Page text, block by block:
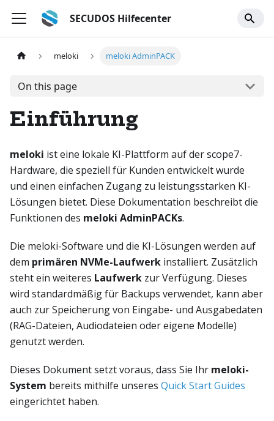
SECUDOS Hilfecenter
meloki meloki AdminPACK
On this page
Einführung
meloki ist eine lokale KI-Plattform auf der scope7-
Hardware, die speziell für Kunden entwickelt wurde
und einen einfachen Zugang zu leistungsstarken KI-
Lösungen bietet. Diese Dokumentation beschreibt die
Funktionen des meloki AdminPACKs.
Die meloki-Software und die KI-Lösungen werden auf
dem primären NVMe-Laufwerk installiert. Zusätzlich
steht ein weiteres Laufwerk zur Verfügung. Dieses
wird standardmäßig für Backups verwendet, kann aber
auch zur Speicherung von Eingabe- und Ausgabedaten
(RAG-Dateien, Audiodateien oder eigene Modelle)
genutzt werden.
Dieses Dokument setzt voraus, dass Sie Ihr meloki-
System bereits mithilfe unseres Quick Start Guides
eingerichtet haben.